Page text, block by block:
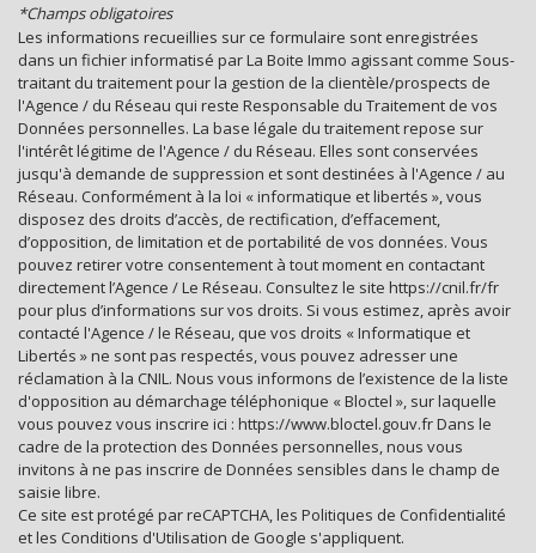
Mairie
statistiques
Nombre d'habitants
35 798
Propriétaires (vs. locataires)
39,30 %
Taxe habitation
11,99 %
Taxe foncière
24,09 %
Habitants de moins de 25 ans
28,31 %
Habitants de 25 à 55 ans
35,08 %
Habitants de plus de 55 ans
36,62 %
Nombre d'enfants par famille
0,88
Familles sans enfant
52,07 %
Familles avec 1 ou 2 enfants
Maisons
*Champs obligatoires
Les informations recueillies sur ce formulaire sont enregistrées
dans un fichier informatisé par La Boite Immo agissant comme Sous-
traitant du traitement pour la gestion de la clientèle/prospects de
l'Agence / du Réseau qui reste Responsable du Traitement de vos
Données personnelles. La base légale du traitement repose sur
l'intérêt légitime de l'Agence / du Réseau. Elles sont conservées
jusqu'à demande de suppression et sont destinées à l'Agence / au
Réseau. Conformément à la loi « informatique et libertés », vous
disposez des droits d’accès, de rectification, d’effacement,
d’opposition, de limitation et de portabilité de vos données. Vous
pouvez retirer votre consentement à tout moment en contactant
directement l’Agence / Le Réseau. Consultez le site https://cnil.fr/fr
pour plus d’informations sur vos droits. Si vous estimez, après avoir
contacté l'Agence / le Réseau, que vos droits « Informatique et
Libertés » ne sont pas respectés, vous pouvez adresser une
réclamation à la CNIL. Nous vous informons de l’existence de la liste
d'opposition au démarchage téléphonique « Bloctel », sur laquelle
vous pouvez vous inscrire ici : https://www.bloctel.gouv.fr Dans le
cadre de la protection des Données personnelles, nous vous
invitons à ne pas inscrire de Données sensibles dans le champ de
saisie libre.
Ce site est protégé par reCAPTCHA, les Politiques de Confidentialité
et les Conditions d'Utilisation de Google s'appliquent.